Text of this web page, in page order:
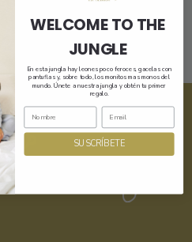
WELCOME TO THE
JUNGLE
En esta jungla hay leones poco feroces, gacelas con
pantuflas y, sobre todo, los monitos mas monos del
mundo. Únete a nuestra jungla y obtén tu primer
regalo.
SUSCRÍBETE